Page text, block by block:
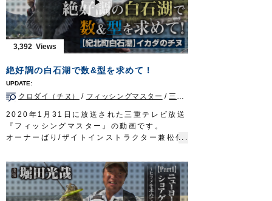
■使用アイテム
鈎…速手グレ、ザ・ROCK、身軽グレ
ハリス…ザイト・磯フロロ
釣り時季 サガテレビ毎週日曜日朝5時30分
～6時放送https://turitoki.com/
オーナーばりwebsite
http://www.owner.co.jp
3,392
絶好調の白石湖で数&型を求めて！
クロダイ（チヌ） / フィッシングマスター / 三重県
2020年1月31日に放送された三重テレビ放送
『フィッシングマスター』の動画です。
オーナーばり/ザイトインストラクター兼松伸
ます。
■使用アイテム…ライン/ザイト・筏かかり3
号、鈎/ウルトラ競技チヌ3号
■取材協力…紀北町白石湖/ロッジ山水様